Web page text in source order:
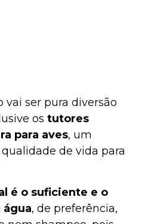
ser pura diversão
os tutores
para aves, um
de vida para
é o suficiente e o
água, de preferência,